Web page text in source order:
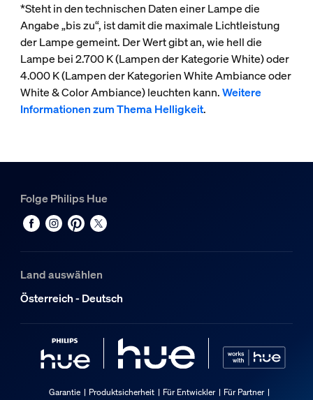
*Steht in den technischen Daten einer Lampe die
Angabe „bis zu“, ist damit die maximale Lichtleistung
der Lampe gemeint. Der Wert gibt an, wie hell die
Lampe bei 2.700 K (Lampen der Kategorie White) oder
4.000 K (Lampen der Kategorien White Ambiance oder
White & Color Ambiance) leuchten kann.Weitere
Informationen zum Thema Helligkeit.
Folge Philips Hue
Land auswählen
Österreich - Deutsch
Garantie Produktsicherheit Für Entwickler Für Partner